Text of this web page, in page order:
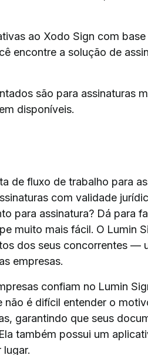
ao Xodo Sign com
encontre a solução de
são para assinaturas
disponíveis.
de fluxo de trabalho para
com validade
para assinatura? Dá para
muito mais fácil. O Lumin
dos seus concorrentes —
empresas.
confiam no Lumin
não é difícil entender o
garantindo que seus
também possui um